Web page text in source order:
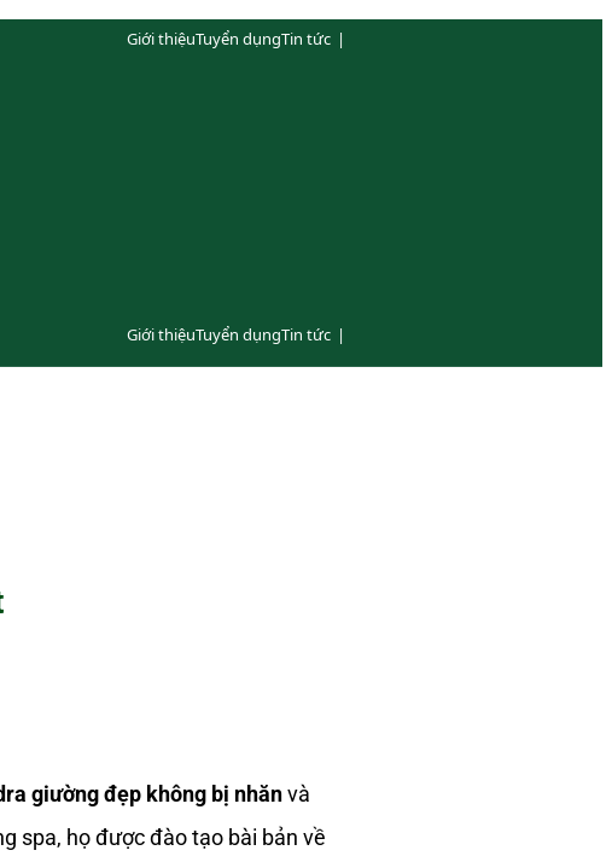
Giới thiệuTuyển dụngTin tức |
Giới thiệuTuyển dụngTin tức |
giường đẹp không bị nhănvà
spa, họ được đào tạo bài bản về